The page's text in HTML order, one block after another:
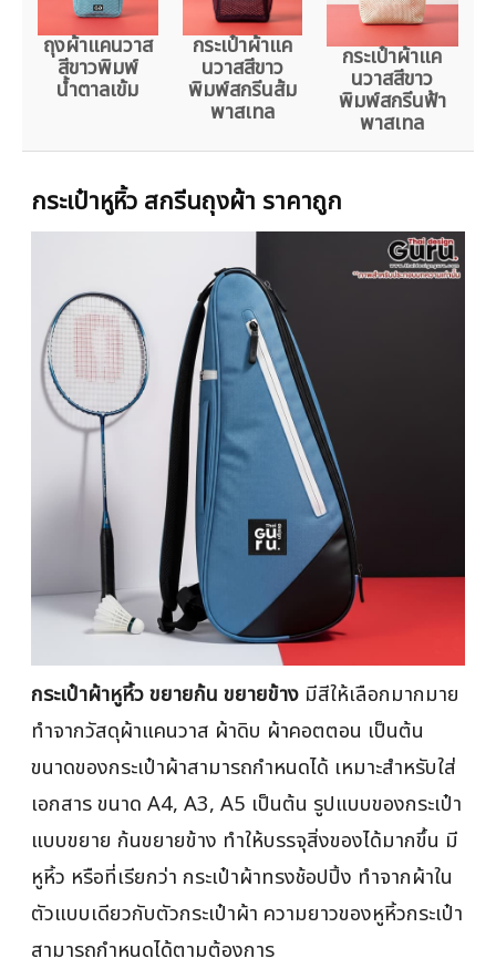
ถุงผ้าแคนวาส
สีขาวพิมพ์
น้ำตาลเข้ม
กระเป๋าผ้าแค
นวาสสีขาว
พิมพ์สกรีนส้ม
พาสเทล
กระเป๋าผ้าแค
นวาสสีขาว
พิมพ์สกรีนฟ้า
พาสเทล
กระเป๋าหูหิ้ว สกรีนถุงผ้า ราคาถูก
กระเป๋าผ้าหูหิ้ว ขยายก้น ขยายข้าง มีสีให้เลือกมากมาย
ทำจากวัสดุผ้าแคนวาส ผ้าดิบ ผ้าคอตตอน เป็นต้น
ขนาดของกระเป๋าผ้าสามารถกำหนดได้ เหมาะสำหรับใส่
เอกสาร ขนาด A4, A3, A5 เป็นต้น รูปแบบของกระเป๋า
แบบขยาย ก้นขยายข้าง ทำให้บรรจุสิ่งของได้มากขึ้น มี
หูหิ้ว หรือที่เรียกว่า กระเป๋าผ้าทรงช้อปปิ้ง ทำจากผ้าใน
ตัวแบบเดียวกับตัวกระเป๋าผ้า ความยาวของหูหิ้วกระเป๋า
สามารถกำหนดได้ตามต้องการ